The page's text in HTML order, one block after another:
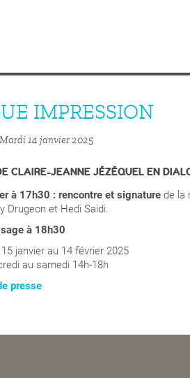
IMPRESSION
Mardi 14 janvier 2025
CLAIRE-JEANNE JÉZÉQUEL EN
à 17h30 : rencontre et signature de la
Drugeon et Hedi Saidi.
à 18h30
janvier au 14 février 2025
au samedi 14h-18h
presse